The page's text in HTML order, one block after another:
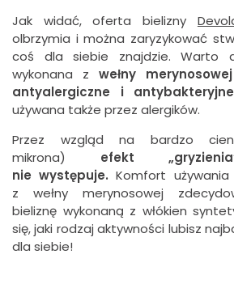
Jak widać, oferta bielizny
olbrzymia i można zaryzykować
coś dla siebie znajdzie. Warto
wykonana z wełny
antyalergiczne i
używana także przez alergików.
Przez wzgląd na bardzo
mikrona) efekt
nie występuje. Komfort używania
z wełny merynosowej
bieliznę wykonaną z włókien
się, jaki rodzaj aktywności lubisz
dla siebie!